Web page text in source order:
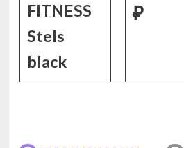
FITNESS
Stels
black
₽